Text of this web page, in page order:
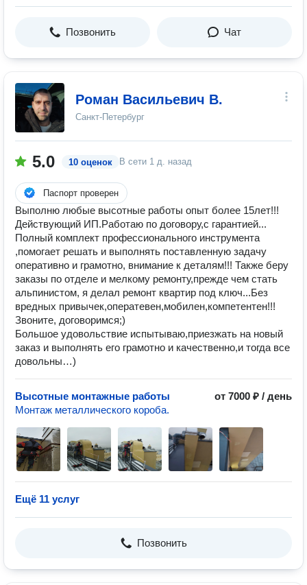
Позвонить Чат
Роман Васильевич В.
Санкт-Петербург
5.0 10 оценок В сети 1 д. назад
Паспорт проверен
Выполню любые высотные работы опыт более 15лет!!!
Действующий ИП.Работаю по договору,с гарантией...
Полный комплект профессионального инструмента
,помогает решать и выполнять поставленную задачу
оперативно и грамотно, внимание к деталям!!! Также беру
заказы по отделе и мелкому ремонту,прежде чем стать
альпинистом, я делал ремонт квартир под ключ...Без
вредных привычек,оператевен,мобилен,компетентен!!!
Звоните, договоримся;)
Большое удовольствие испытываю,приезжать на новый
заказ и выполнять его грамотно и качественно,и тогда все
довольны…)
Высотные монтажные работы
от 7000 ₽ / день
Монтаж металлического короба.
Ещё 11 услуг
Позвонить